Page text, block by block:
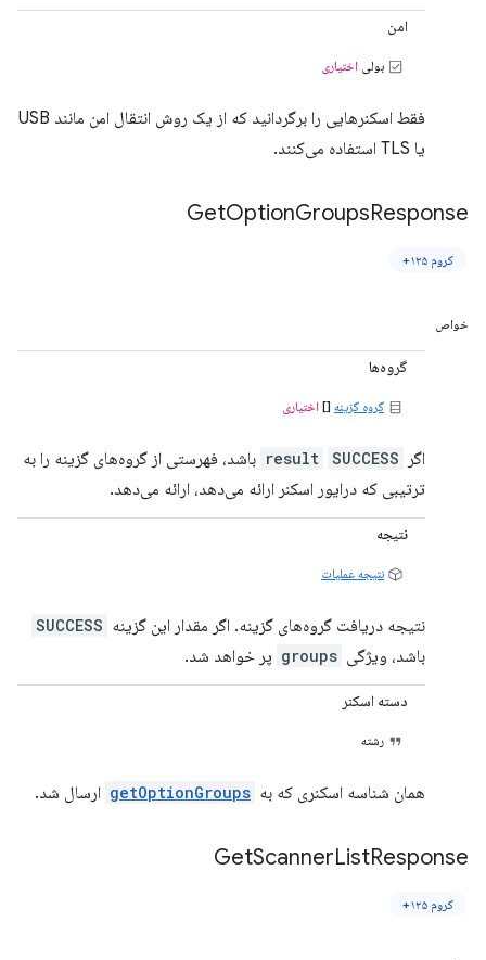
امن
بولی اختیاری
فقط اسکنرهایی را برگردانید که از یک روش انتقال امن مانند USB
یا TLS استفاده می‌کنند.
GetOptionGroupsResponse
کروم ۱۲۵+
خواص
گروه‌ها
گروه گزینه [] اختیاری
اگر result SUCCESS
باشد، فهرستی از گروه‌های گزینه را به
ترتیبی که درایور اسکنر ارائه می‌دهد، ارائه می‌دهد.
نتیجه
نتیجه عملیات
نتیجه دریافت گروه‌های گزینه. اگر مقدار این گزینه SUCCESS
باشد، ویژگی groups پر خواهد شد.
دسته اسکنر
رشته
همان شناسه اسکنری که به getOptionGroups ارسال شد.
GetScannerListResponse
کروم ۱۲۵+